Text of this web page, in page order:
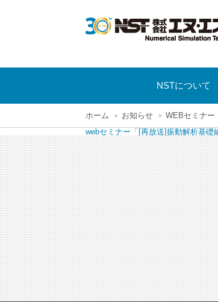
NSTについて
ホーム お知らせ WEBセミナー
webセミナー「[再放送]振動解析基礎